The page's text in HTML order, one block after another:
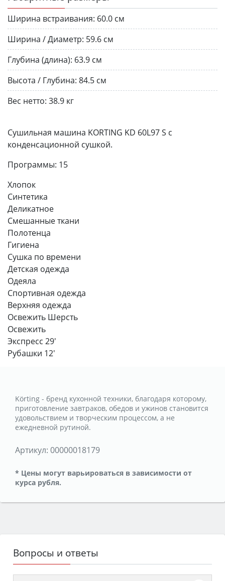
Ширина встраивания: 60.0 см
Ширина / Диаметр: 59.6 см
Глубина (длина): 63.9 см
Высота / Глубина: 84.5 см
Вес нетто: 38.9 кг
Сушильная машина KORTING KD 60L97 S с
конденсационной сушкой.
Программы: 15
Хлопок
Синтетика
Деликатное
Смешанные ткани
Полотенца
Гигиена
Сушка по времени
Детская одежда
Одеяла
Спортивная одежда
Верхняя одежда
Освежить Шерсть
Освежить
Экспресс 29'
Рубашки 12'
Körting - бренд кухонной техники, благодаря которому,
приготовление завтраков, обедов и ужинов становится
удовольствием и творческим процессом, а не
ежедневной рутиной.
Артикул: 00000018179
* Цены могут варьироваться в зависимости от
курса рубля.
Вопросы и ответы